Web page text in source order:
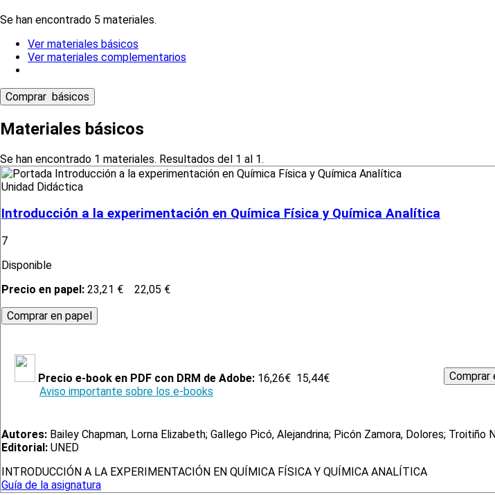
Se han encontrado 5 materiales.
Ver materiales básicos
Ver materiales complementarios
Materiales básicos
Se han encontrado 1 materiales. Resultados del 1 al 1.
Unidad Didáctica
Introducción a la experimentación en Química Física y Química Analítica
7
Disponible
Precio en papel: 23,21 € 22,05 €
Precio e-book en PDF con DRM de Adobe: 16,26€ 15,44€
Aviso importante sobre los e-books
Autores: Bailey Chapman, Lorna Elizabeth; Gallego Picó, Alejandrina; Picón Zamora, Dolores; Troitiño
Editorial: UNED
INTRODUCCIÓN A LA EXPERIMENTACIÓN EN QUÍMICA FÍSICA Y QUÍMICA ANALÍTICA
Guía de la asignatura